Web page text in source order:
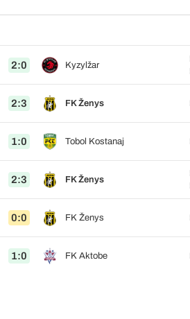
2:0 Kyzylžar
2:3 FK Ženys
1:0 Tobol Kostanaj
2:3 FK Ženys
0:0 FK Ženys
1:0 FK Aktobe